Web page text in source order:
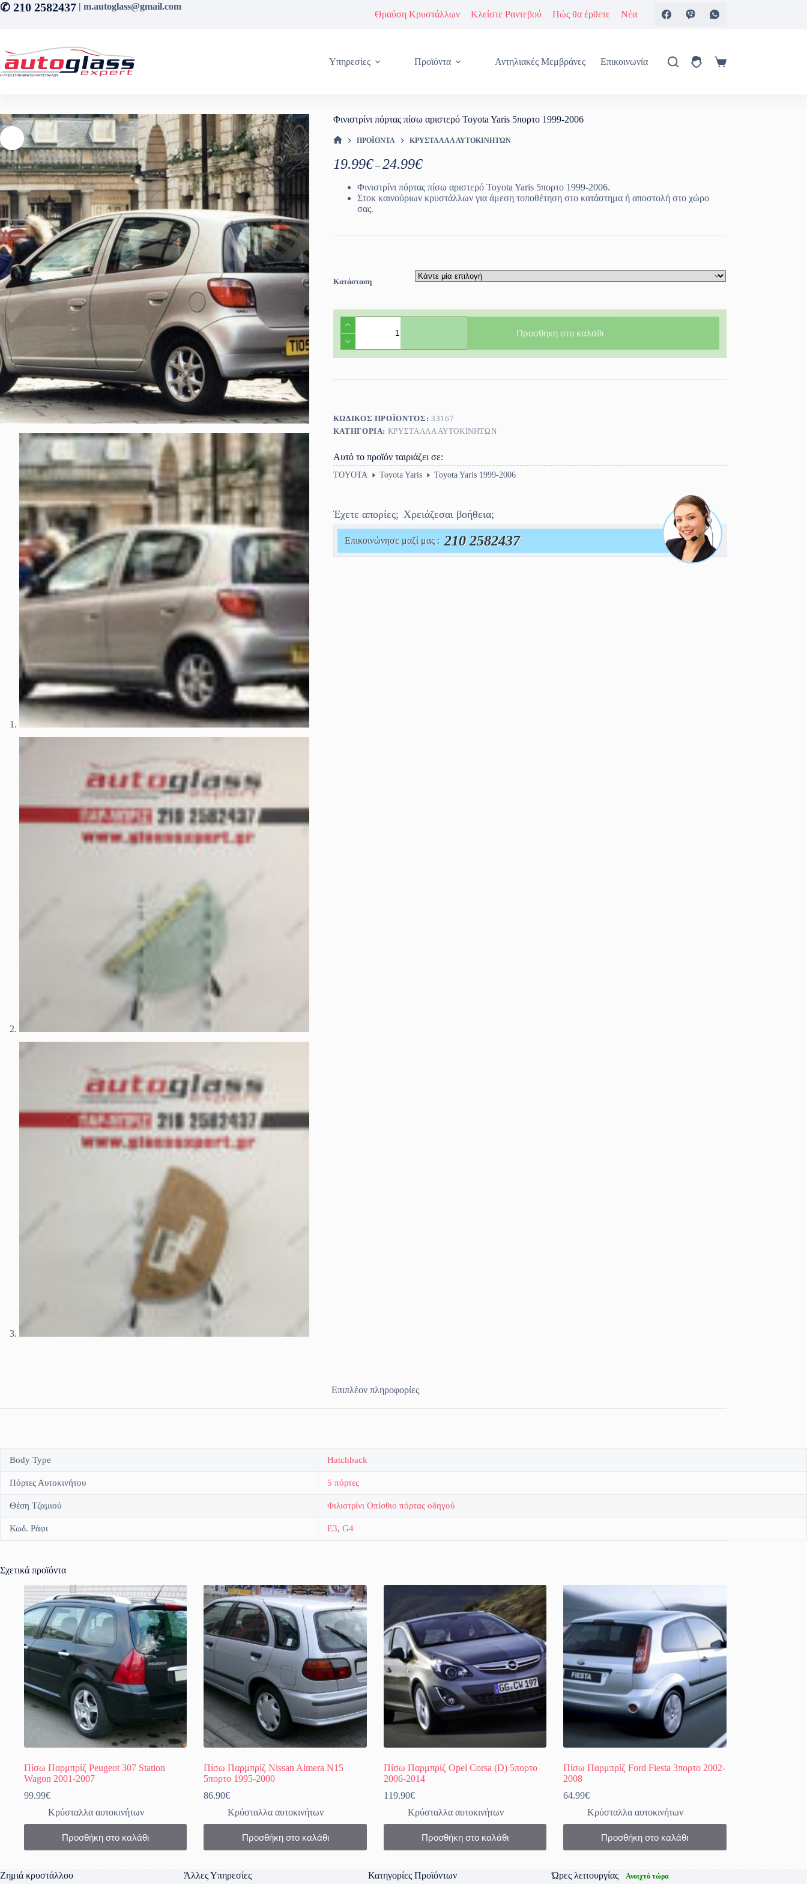
Μετάβαση
στο
✆ 210 2582437 | m.autoglass@gmail.com
Θραύση Κρυστάλλων Κλείστε Ραντεβού Πώς θα έρθετε Νέα
Υπηρεσίες Προϊόντα Αντηλιακές Μεμβράνες Επικοινωνία
Καλάθι
Φινιστρίνι πόρτας πίσω αριστερό Toyota Yaris 5πορτο 1999-2006
ΠΡΟΪΌΝΤΑ ΚΡΎΣΤΑΛΛΑ ΑΥΤΟΚΙΝΉΤΩΝ
19.99€ – 24.99€Price
range:
19.99€
through
24.99€
Φινιστρίνι πόρτας πίσω αριστερό Toyota Yaris 5πορτο 1999-2006.
Στοκ καινούριων κρυστάλλων για άμεση τοποθέτηση στο κατάστημα ή αποστολή στο χώρο
σας.
Κατάσταση
πόρτας
πίσω
αριστερό
Προσθήκη στο καλάθι
ΚΩΔΙΚΌΣ ΠΡΟΪΌΝΤΟΣ: 33167
ΚΑΤΗΓΟΡΊΑ: ΚΡΎΣΤΑΛΛΑ ΑΥΤΟΚΙΝΉΤΩΝ
Αυτό το προϊόν ταιριάζει σε:
TOYOTA Toyota Yaris Toyota Yaris 1999-2006
Έχετε απορίες; Χρειάζεσαι βοήθεια;
Επικοινώνησε μαζί μας : 210 2582437
Επιπλέον πληροφορίες
Body Type Hatchback
Πόρτες Αυτοκινήτου 5 πόρτες
Θέση Τζαμιού Φιλιστρίνι Οπίσθιο πόρτας οδηγού
Κωδ. Ράφι E3, G4
Σχετικά προϊόντα
Πίσω Παρμπρίζ Peugeot 307 Station
Wagon 2001-2007
99.99€
Κρύσταλλα αυτοκινήτων
Προσθήκη στο καλάθι
Πίσω Παρμπρίζ Nissan Almera N15
5πορτο 1995-2000
86.90€
Κρύσταλλα αυτοκινήτων
Προσθήκη στο καλάθι
Πίσω Παρμπρίζ Opel Corsa (D) 5πορτο
2006-2014
119.90€
Κρύσταλλα αυτοκινήτων
Προσθήκη στο καλάθι
Πίσω Παρμπρίζ Ford Fiesta 3πορτο 2002-
2008
64.99€
Κρύσταλλα αυτοκινήτων
Προσθήκη στο καλάθι
Ζημιά κρυστάλλου Άλλες Υπηρεσίες Κατηγορίες Προϊόντων Ώρες λειτουργίας Ανοιχτό τώρα